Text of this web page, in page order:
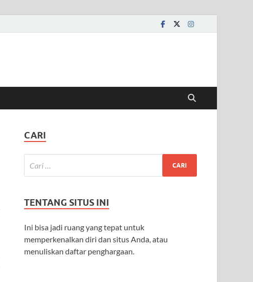
CARI
TENTANG SITUS INI
Ini bisa jadi ruang yang tepat untuk
memperkenalkan diri dan situs Anda, atau
menuliskan daftar penghargaan.